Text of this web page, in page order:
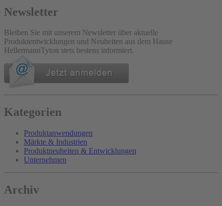
Newsletter
Bleiben Sie mit unserem Newsletter über aktuelle
Produktentwicklungen und Neuheiten aus dem Hause
HellermannTyton stets bestens informiert.
Kategorien
Produktanwendungen
Märkte & Industrien
Produktneuheiten & Entwicklungen
Unternehmen
Archiv